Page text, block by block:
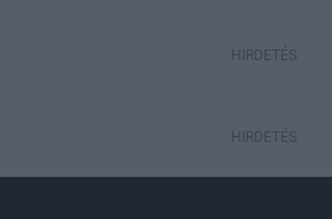
HIRDETÉS
HIRDETÉS